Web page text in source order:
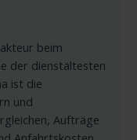
beim
der dienstältesten
ist die
und
Aufträge